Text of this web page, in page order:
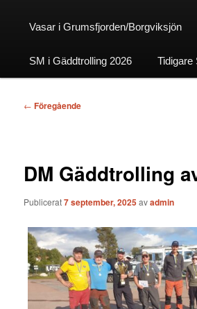
Vasar i Grumsfjorden/Borgviksjön
SM i Gäddtrolling 2026 Tidigare
Inläggsnavigering
← Föregående
DM Gäddtrolling
Publicerat7 september, 2025avadmin